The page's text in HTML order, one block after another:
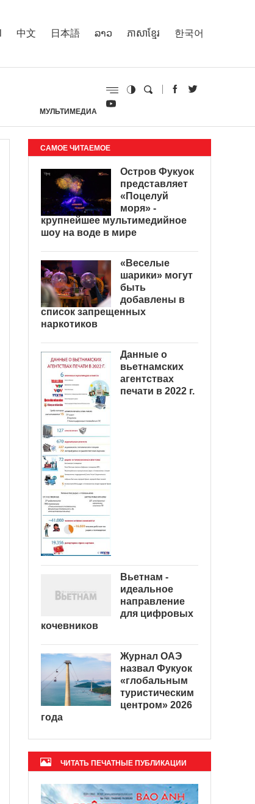
中文 日本語 ລາວ ភាសាខ្មែរ 한국어
МУЛЬТИМЕДИА
САМОЕ ЧИТАЕМОЕ
Остров Фукуок
представляет
«Поцелуй
моря» -
крупнейшее мультимедийное
шоу на воде в мире
«Веселые
шарики» могут
быть
добавлены в
список запрещенных
наркотиков
Данные о
вьетнамских
агентствах
печати в 2022 г.
Вьетнам -
идеальное
направление
для цифровых
кочевников
Журнал ОАЭ
назвал Фукуок
«глобальным
туристическим
центром» 2026
года
ЧИТАТЬ ПЕЧАТНЫЕ ПУБЛИКАЦИИ